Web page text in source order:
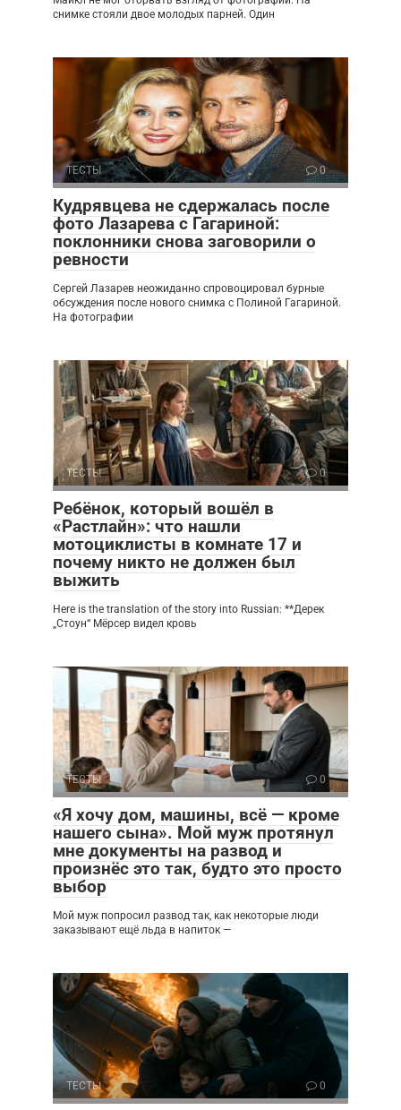
снимке стояли двое молодых парней. Один
ТЕСТЫ 0
Кудрявцева не сдержалась после
фото Лазарева с Гагариной:
поклонники снова заговорили о
ревности
Сергей Лазарев неожиданно спровоцировал бурные
обсуждения после нового снимка с Полиной Гагариной.
На фотографии
ТЕСТЫ 0
Ребёнок, который вошёл в
«Растлайн»: что нашли
мотоциклисты в комнате 17 и
почему никто не должен был
выжить
Here is the translation of the story into Russian: **Дерек
„Стоун“ Мёрсер видел кровь
ТЕСТЫ 0
«Я хочу дом, машины, всё — кроме
нашего сына». Мой муж протянул
мне документы на развод и
произнёс это так, будто это просто
выбор
Мой муж попросил развод так, как некоторые люди
заказывают ещё льда в напиток —
ТЕСТЫ 0